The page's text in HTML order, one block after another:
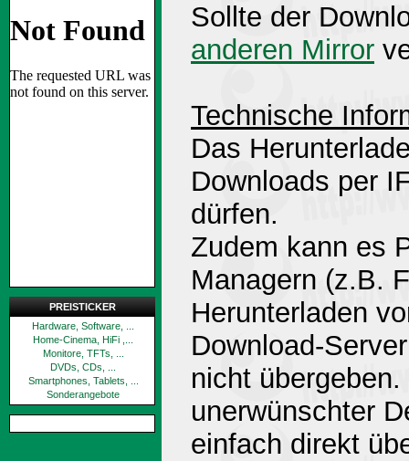
PREISTICKER
Hardware, Software, ...
Home-Cinema, HiFi ,...
Monitore, TFTs, ...
DVDs, CDs, ...
Smartphones, Tablets, ...
Sonderangebote
Sollte der
anderen Mirror
Technische
Das
Downloads per
dürfen.
Zudem kann es
Managern (z.B.
Herunterladen
Download-
nicht
unerwünschter
einfach direkt